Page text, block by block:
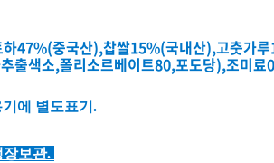
47%(중국산),찹쌀15%(국내산),고춧가
출색소,폴리소르베이트80,포도당),조미
에 별도표기.
장보관.